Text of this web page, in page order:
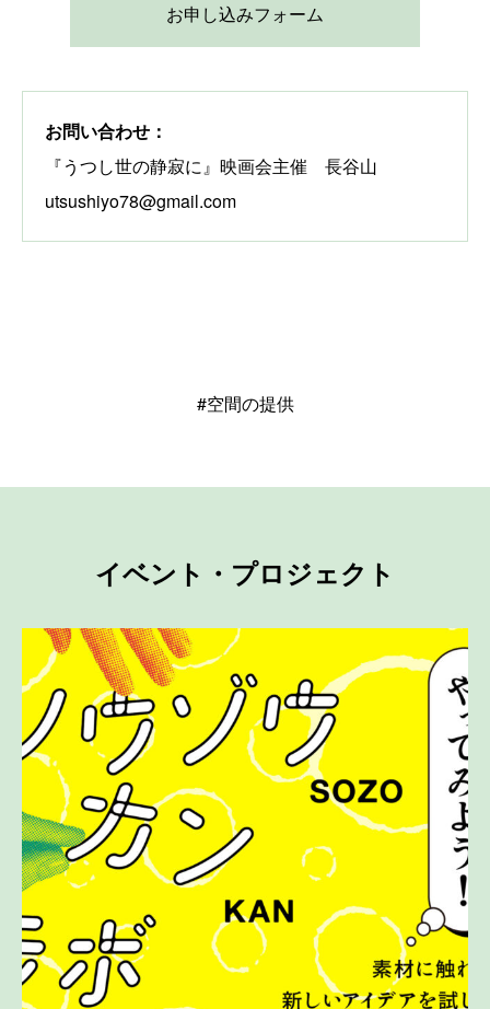
お申し込みフォーム
お問い合わせ：
『うつし世の静寂に』映画会主催 長谷山
utsushiyo78@gmail.com
#空間の提供
イベント・プロジェクト